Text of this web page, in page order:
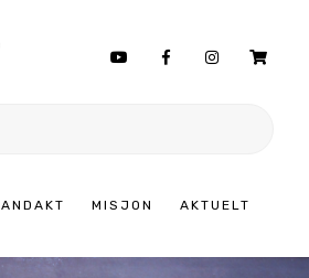
ANDAKT MISJON AKTUELT